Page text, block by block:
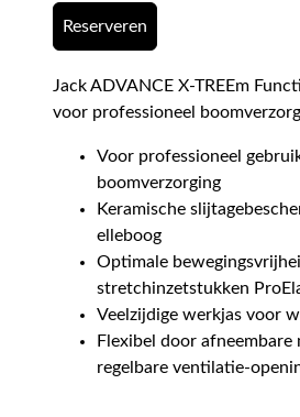
Reserveren
Jack ADVANCE X-TREEm
voor professioneel
Voor professioneel
boomverzorging
Keramische
elleboog
Optimale
stretchinzetstukken
Veelzijdige werkjas voor
Flexibel door afneembare
regelbare ventilatie-